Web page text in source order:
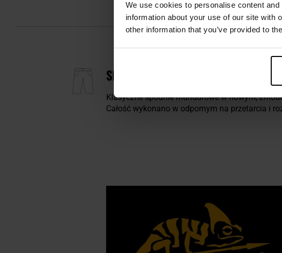
We use cookies to personalise content
information about your use of our site with
other information that you’ve provided to
SPODNIE HELIKON-TEX BDU MK2 -
Klasyczne spodnie mundurowe w nowym,
Całość wykonano w odpornym na przetarcia i